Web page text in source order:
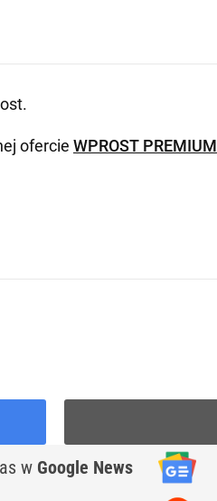
.
ofercie WPROST PREMIUM
w Google News